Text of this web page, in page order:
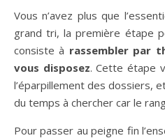
Vous n’avez plus que
grand tri, la première étape
consiste à rassembler par
vous disposez. Cette étape
l’éparpillement des dossiers,
du temps à chercher car le
Pour passer au peigne fin